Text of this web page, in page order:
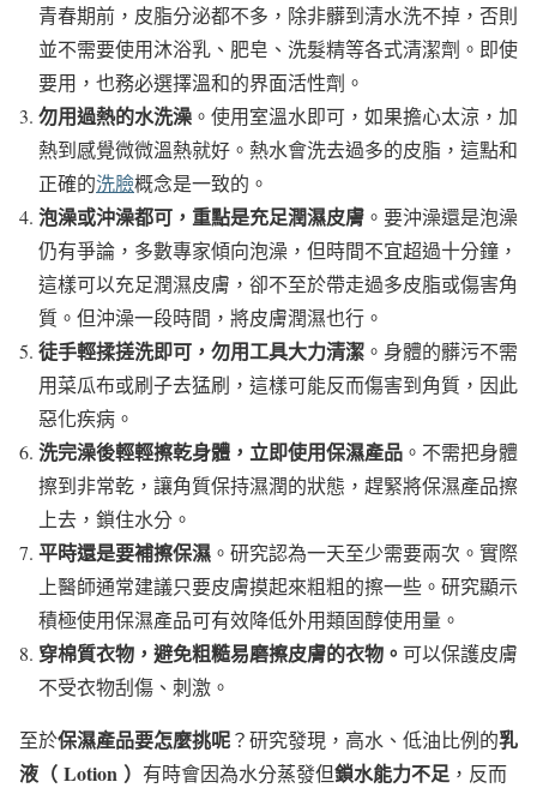
青春期前，皮脂分泌都不多，除非髒到清水洗不掉，否則
並不需要使用沐浴乳、肥皂、洗髮精等各式清潔劑。即使
要用，也務必選擇溫和的界面活性劑。
勿用過熱的水洗澡 。使用室溫水即可，如果擔心太涼，加
熱到感覺微微溫熱就好。熱水會洗去過多的皮脂，這點和
正確的洗臉概念是一致的。
泡澡或沖澡都可，重點是充足潤濕皮膚 。要沖澡還是泡澡
仍有爭論，多數專家傾向泡澡，但時間不宜超過十分鐘，
這樣可以充足潤濕皮膚，卻不至於帶走過多皮脂或傷害角
質。但沖澡一段時間，將皮膚潤濕也行。
徒手輕揉搓洗即可，勿用工具大力清潔 。身體的髒污不需
用菜瓜布或刷子去猛刷，這樣可能反而傷害到角質，因此
惡化疾病。
洗完澡後輕輕擦乾身體，立即使用保濕產品 。不需把身體
擦到非常乾，讓角質保持濕潤的狀態，趕緊將保濕產品擦
上去，鎖住水分。
平時還是要補擦保濕 。研究認為一天至少需要兩次。實際
上醫師通常建議只要皮膚摸起來粗粗的擦一些。研究顯示
積極使用保濕產品可有效降低外用類固醇使用量。
穿棉質衣物，避免粗糙易磨擦皮膚的衣物。 可以保護皮膚
不受衣物刮傷、刺激。
至於保濕產品要怎麼挑呢？研究發現，高水、低油比例的乳
液（ Lotion ） 有時會因為水分蒸發但鎖水能力不足 ，反而